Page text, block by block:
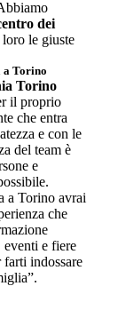
dei
le giuste
a Torino
Torino
il proprio
che entra
e con le
del team è
e
a Torino avrai
che
eventi e fiere
indossare